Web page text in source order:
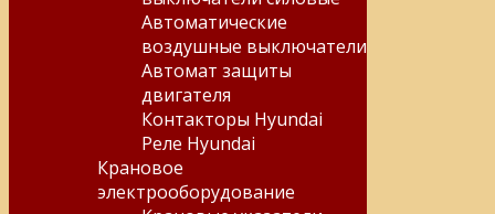
Автоматические
воздушные выключатели
Автомат защиты
двигателя
Контакторы Hyundai
Реле Hyundai
Крановое
электрооборудование